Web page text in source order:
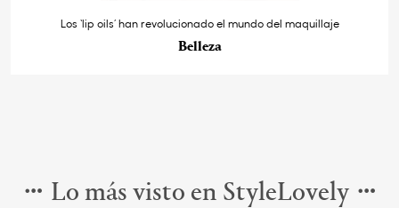
Los ‘lip oils’ han revolucionado el mundo del maquillaje
Belleza
Lo más visto en StyleLovely